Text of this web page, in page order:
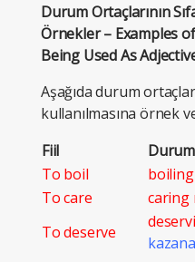
Durum Ortaçlarının
Örnekler – Examples
Being Used As
Aşağıda durum
kullanılmasına örnek
Fiil
To boil
To care
caring
To deserve